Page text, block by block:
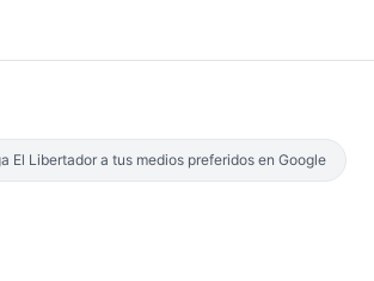
El Libertador a tus medios preferidos en Google